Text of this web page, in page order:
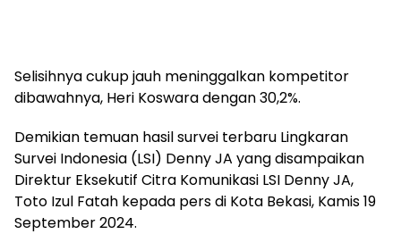
Selisihnya cukup jauh meninggalkan kompetitor
dibawahnya, Heri Koswara dengan 30,2%.
Demikian temuan hasil survei terbaru Lingkaran
Survei Indonesia (LSI) Denny JA yang disampaikan
Direktur Eksekutif Citra Komunikasi LSI Denny JA,
Toto Izul Fatah kepada pers di Kota Bekasi, Kamis 19
September 2024.